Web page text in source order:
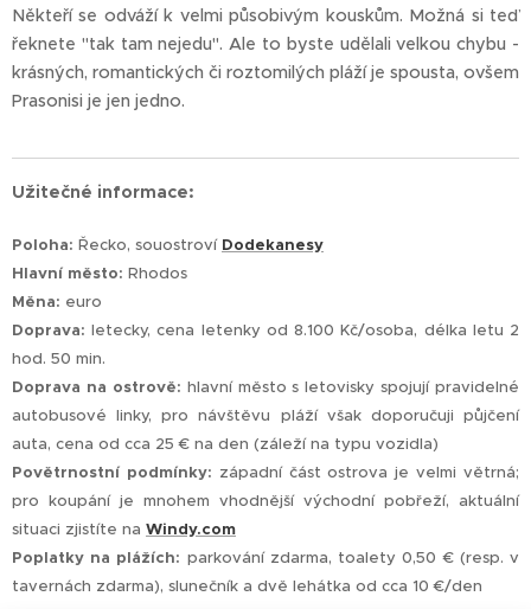
Někteří se odváží k velmi působivým kouskům. Možná si teď
řeknete "tak tam nejedu". Ale to byste udělali velkou chybu -
krásných, romantických či roztomilých pláží je spousta, ovšem
Prasonisi je jen jedno.
Užitečné informace:
Poloha: Řecko, souostroví Dodekanesy
Hlavní město: Rhodos
Měna: euro
Doprava: letecky, cena letenky od 8.100 Kč/osoba, délka letu 2
hod. 50 min.
Doprava na ostrově: hlavní město s letovisky spojují pravidelné
autobusové linky, pro návštěvu pláží však doporučuji půjčení
auta, cena od cca 25 € na den (záleží na typu vozidla)
Povětrnostní podmínky: západní část ostrova je velmi větrná;
pro koupání je mnohem vhodnější východní pobřeží, aktuální
situaci zjistíte na Windy.com
Poplatky na plážích: parkování zdarma, toalety 0,50 € (resp. v
tavernách zdarma), slunečník a dvě lehátka od cca 10 €/den